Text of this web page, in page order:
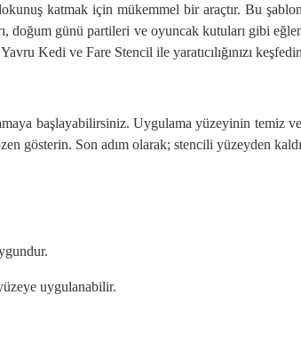
katmak için mükemmel bir araçtır. Bu
günü partileri ve oyuncak kutuları gibi
Kedi ve Fare Stencil ile yaratıcılığınızı
başlayabilirsiniz. Uygulama yüzeyinin temiz
gösterin. Son adım olarak; stencili yüzeyden
uygulanabilir.